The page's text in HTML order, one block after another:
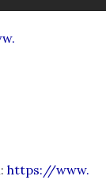
https://www.